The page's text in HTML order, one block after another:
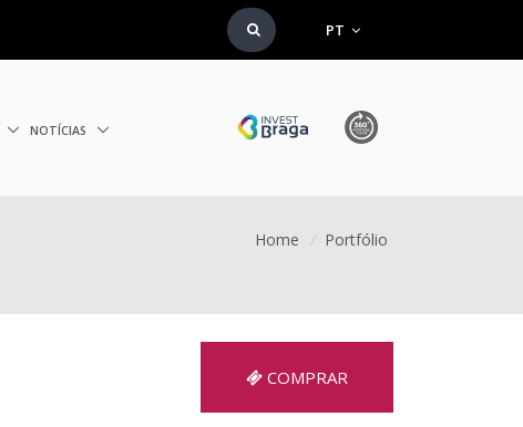
PT
NOTÍCIAS
Home / Portfólio
COMPRAR